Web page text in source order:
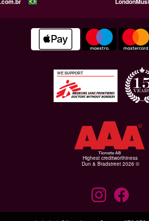
WE SUPPORT
Highest creditworthiness
© Dun & Bradstreet 2026